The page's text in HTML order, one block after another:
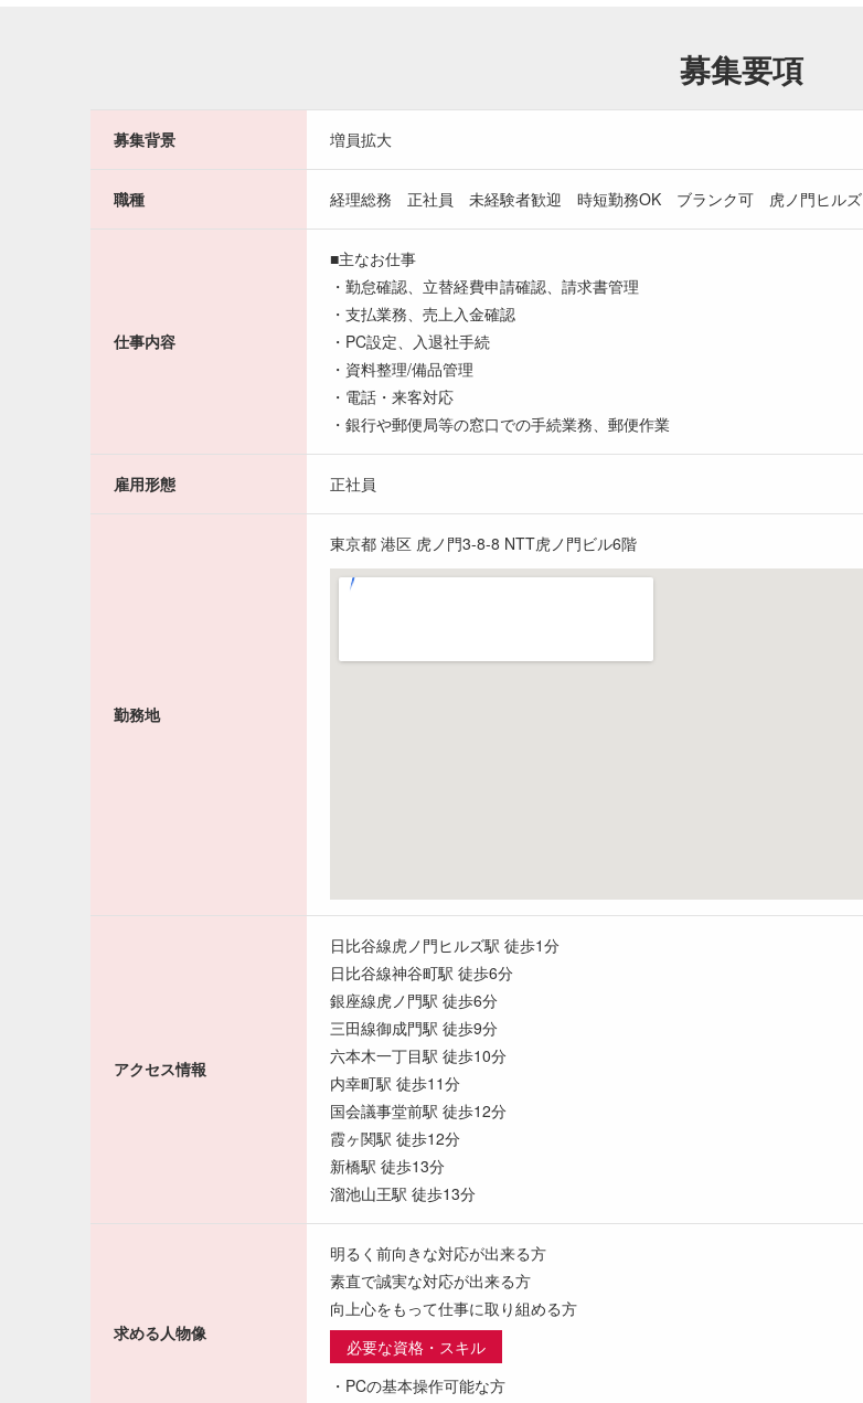
募集要項
募集背景 増員拡大
職種 経理総務 正社員 未経験者歓迎 時短勤務OK ブランク可 虎ノ門ヒルズ
仕事内容
■主なお仕事
・勤怠確認、立替経費申請確認、請求書管理
・支払業務、売上入金確認
・PC設定、入退社手続
・資料整理/備品管理
・電話・来客対応
・銀行や郵便局等の窓口での手続業務、郵便作業
雇用形態 正社員
勤務地
東京都 港区 虎ノ門3-8-8 NTT虎ノ門ビル6階
アクセス情報
日比谷線虎ノ門ヒルズ駅 徒歩1分
日比谷線神谷町駅 徒歩6分
銀座線虎ノ門駅 徒歩6分
三田線御成門駅 徒歩9分
六本木一丁目駅 徒歩10分
内幸町駅 徒歩11分
国会議事堂前駅 徒歩12分
霞ヶ関駅 徒歩12分
新橋駅 徒歩13分
溜池山王駅 徒歩13分
求める人物像
明るく前向きな対応が出来る方
素直で誠実な対応が出来る方
向上心をもって仕事に取り組める方
必要な資格・スキル
・PCの基本操作可能な方